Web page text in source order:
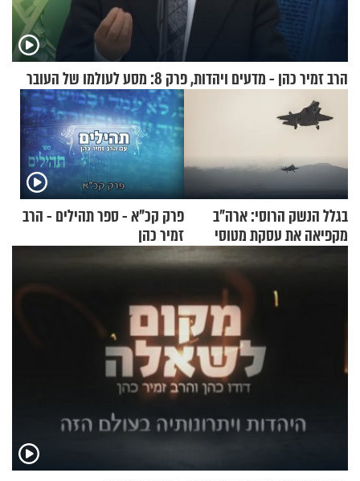
הרב זמיר כהן - מדעים ויהדות, פרק 8: מסע לעולמו של העובר
בגלל הנשק הרוסי: ארה"ב
מקפיאה את עסקת מטוסי
פרק קכ"א - ספר תהילים - הרב
זמיר כהן